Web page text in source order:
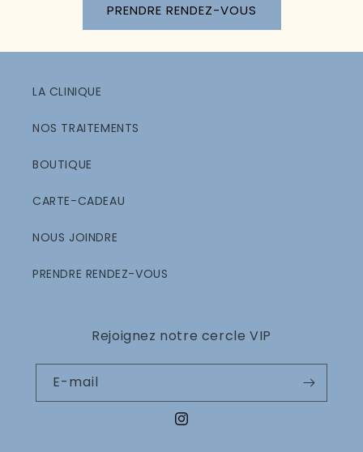
PRENDRE RENDEZ-VOUS
LA CLINIQUE
NOS TRAITEMENTS
BOUTIQUE
CARTE-CADEAU
NOUS JOINDRE
PRENDRE RENDEZ-VOUS
Rejoignez notre cercle VIP
E-mail
Instagram